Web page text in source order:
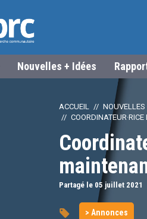
Nouvelles + Idées
ACCUEIL
NOUVELLES
Partagé le 05 juillet 2021
> Annonces